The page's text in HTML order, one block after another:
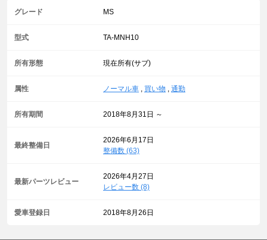
グレード MS
型式 TA-MNH10
所有形態 現在所有(サブ)
属性 ノーマル車 , 買い物 , 通勤
所有期間 2018年8月31日 ～
最終整備日
2026年6月17日
整備数 (63)
最新パーツレビュー
2026年4月27日
レビュー数 (8)
愛車登録日 2018年8月26日